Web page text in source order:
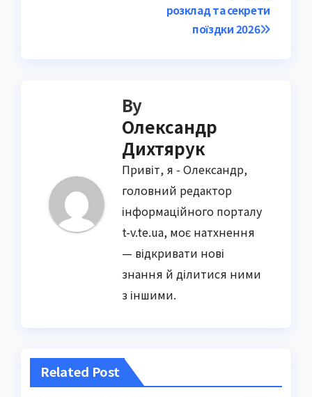
розклад та секрети
поїздки 2026
By
Олександр
Дихтярук
Привіт, я - Олександр,
головний редактор
інформаційного порталу
t-v.te.ua, моє натхнення
— відкривати нові
знання й ділитися ними
з іншими.
Related Post